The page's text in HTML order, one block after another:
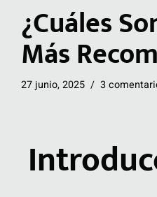
¿Cuáles
Más
27 junio, 2025 3